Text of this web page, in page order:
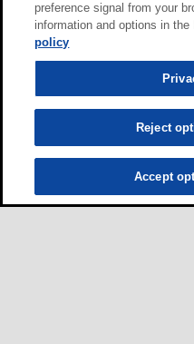
preference signal from your
information and options in the
policy
Reject
Accept